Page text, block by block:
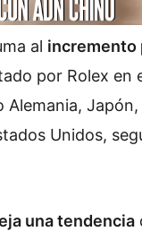
al incremento
por Rolex en
Alemania,
Unidos,
una tendencia